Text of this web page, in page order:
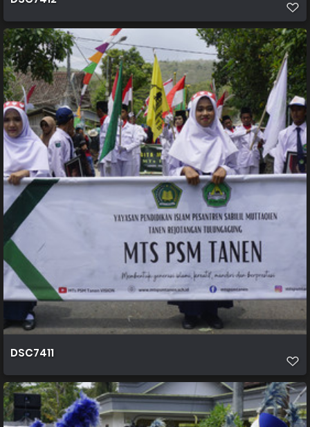
DSC7411